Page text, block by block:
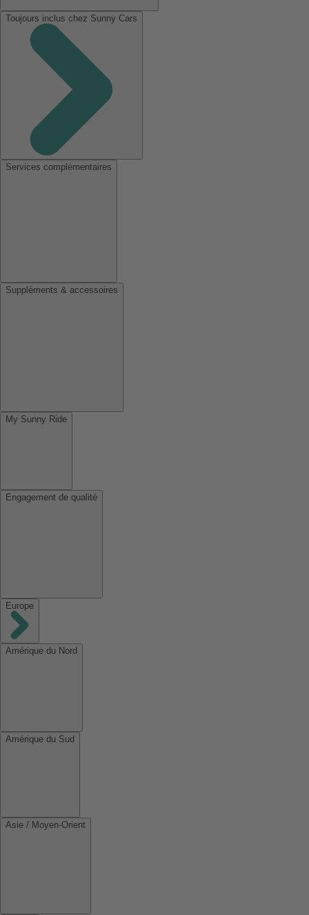
Toujours inclus chez Sunny Cars
Services complémentaires
Suppléments & accessoires
My Sunny Ride
Engagement de qualité
Europe
Amérique du Nord
Amérique du Sud
Asie / Moyen-Orient